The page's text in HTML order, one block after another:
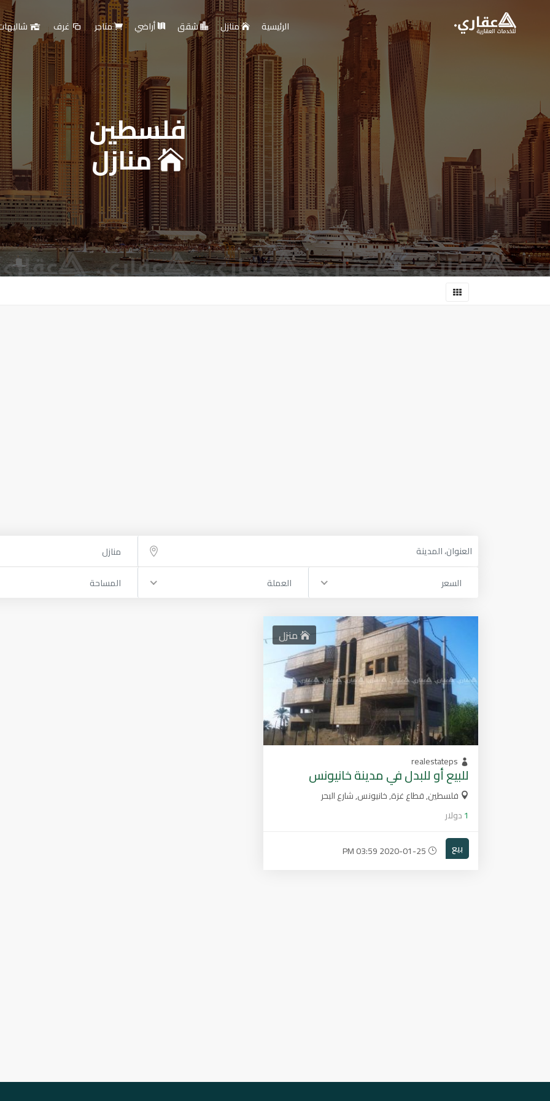
عقاري للخدمات العقارية - بيع أو تأجير
فلسطين
منازل
منازل
السعر
العملة المساحة
منزل
realestateps
للبيع أو للبدل في مدينة خانيونس
فلسطين, قطاع غزة, خانيونس, شارع البحر
1دولار
بيع
الرئيسية منازل شقق أراضي متاجر غرف